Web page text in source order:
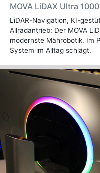
MOVA LiDAX Ultra
LiDAR-Navigation, KI-
Allradantrieb: Der MOVA
modernste Mährobotik. Im
System im Alltag schlägt.